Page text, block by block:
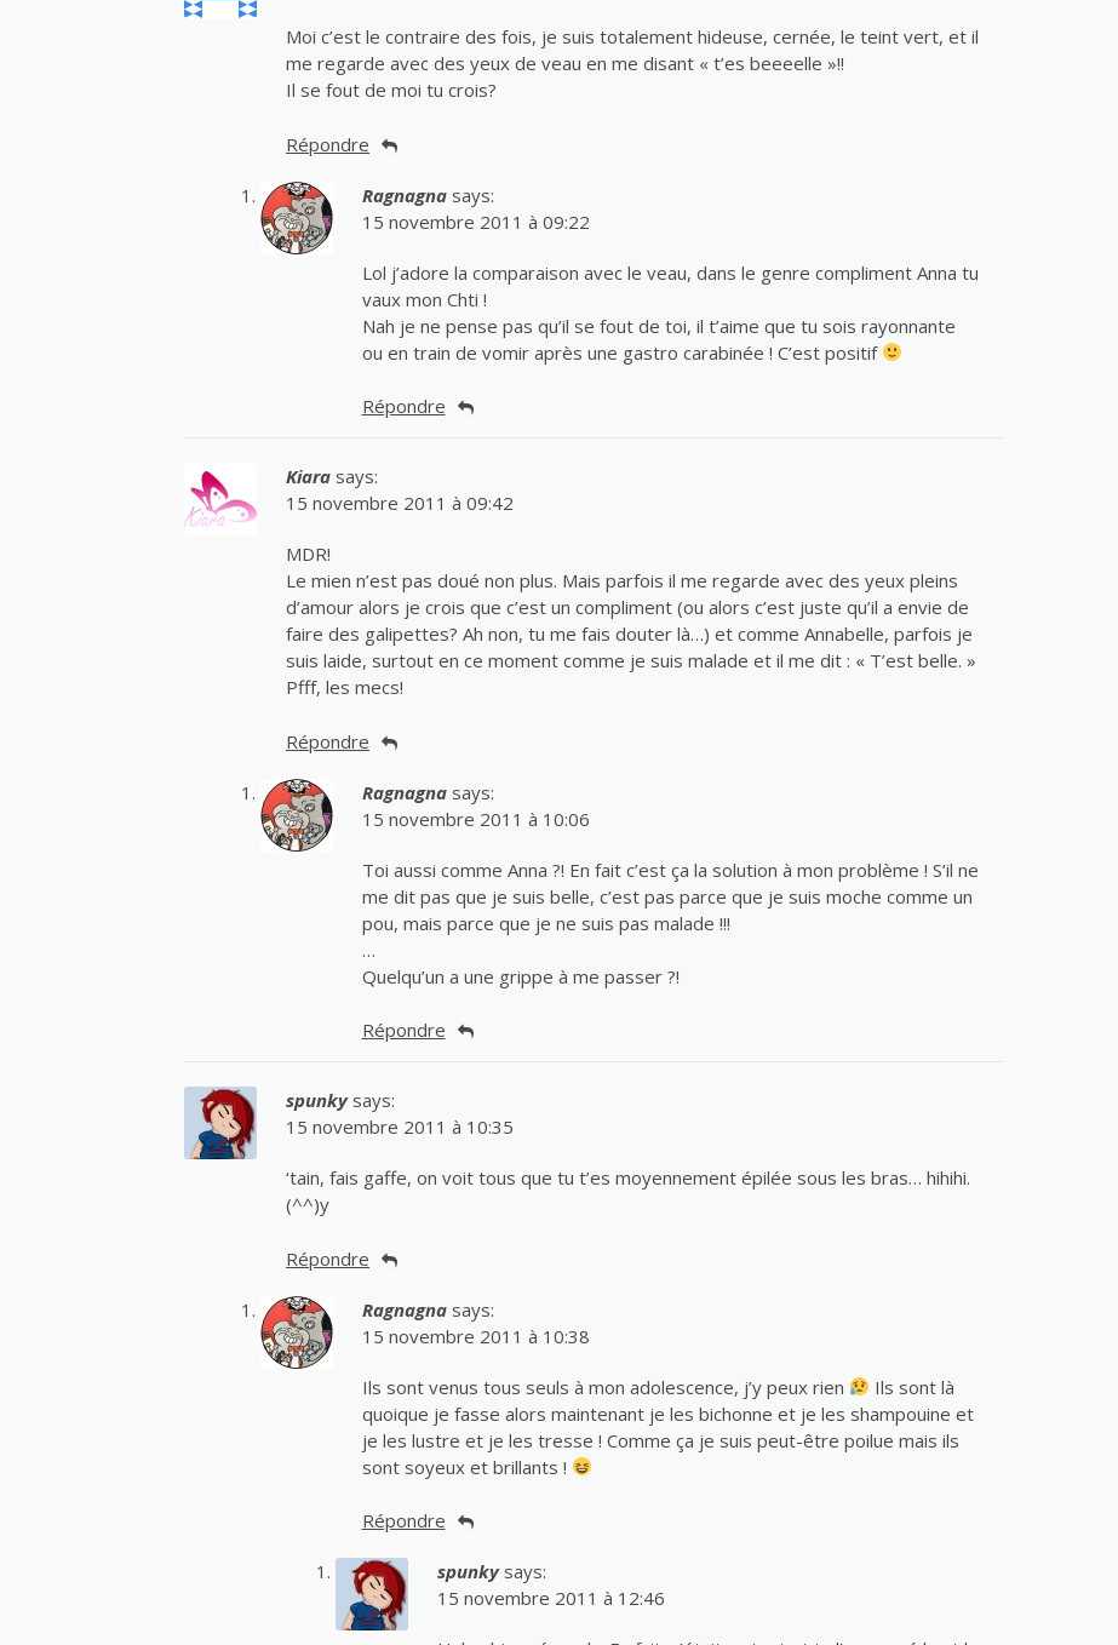
Moi c’est le contraire des fois, je suis totalement hideuse, cernée, le teint vert, et il
me regarde avec des yeux de veau en me disant « t’es beeeelle »!!
Il se fout de moi tu crois?
Répondre
Ragnagna says:
15 novembre 2011 à 09:22
Lol j’adore la comparaison avec le veau, dans le genre compliment Anna tu
vaux mon Chti !
Nah je ne pense pas qu’il se fout de toi, il t’aime que tu sois rayonnante
ou en train de vomir après une gastro carabinée ! C’est positif
Répondre
Kiara says:
15 novembre 2011 à 09:42
MDR!
Le mien n’est pas doué non plus. Mais parfois il me regarde avec des yeux pleins
d’amour alors je crois que c’est un compliment (ou alors c’est juste qu’il a envie de
faire des galipettes? Ah non, tu me fais douter là…) et comme Annabelle, parfois je
suis laide, surtout en ce moment comme je suis malade et il me dit : « T’est belle. »
Pfff, les mecs!
Répondre
Ragnagna says:
15 novembre 2011 à 10:06
Toi aussi comme Anna ?! En fait c’est ça la solution à mon problème ! S’il ne
me dit pas que je suis belle, c’est pas parce que je suis moche comme un
pou, mais parce que je ne suis pas malade !!!
…
Quelqu’un a une grippe à me passer ?!
Répondre
spunky says:
15 novembre 2011 à 10:35
‘tain, fais gaffe, on voit tous que tu t’es moyennement épilée sous les bras… hihihi.
(^^)y
Répondre
Ragnagna says:
15 novembre 2011 à 10:38
Ils sont venus tous seuls à mon adolescence, j’y peux rien
Ils sont là
quoique je fasse alors maintenant je les bichonne et je les shampouine et
je les lustre et je les tresse ! Comme ça je suis peut-être poilue mais ils
sont soyeux et brillants !
Répondre
spunky says:
15 novembre 2011 à 12:46